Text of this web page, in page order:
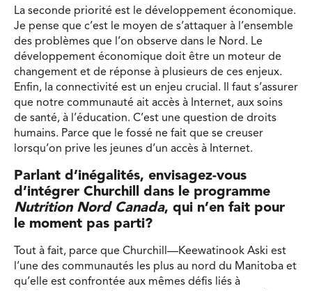
La seconde priorité est le développement économique.
Je pense que c’est le moyen de s’attaquer à l’ensemble
des problèmes que l’on observe dans le Nord. Le
développement économique doit être un moteur de
changement et de réponse à plusieurs de ces enjeux.
Enfin, la connectivité est un enjeu crucial. Il faut s’assurer
que notre communauté ait accès à Internet, aux soins
de santé, à l’éducation. C’est une question de droits
humains. Parce que le fossé ne fait que se creuser
lorsqu’on prive les jeunes d’un accès à Internet.
Parlant d’inégalités, envisagez-vous
d’intégrer Churchill dans le programme
Nutrition Nord Canada, qui n’en fait pour
le moment pas parti?
Tout à fait, parce que Churchill—Keewatinook Aski est
l’une des communautés les plus au nord du Manitoba et
qu’elle est confrontée aux mêmes défis liés à